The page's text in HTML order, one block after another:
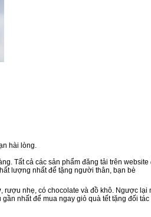
hài lòng.
Tất cả các sản phẩm đăng tải trên website
lượng nhất để tặng người thân, bạn bè
, rượu nhẹ, có chocolate và đồ khô. Ngược lại
nhất để mua ngay giỏ quà tết tặng đối